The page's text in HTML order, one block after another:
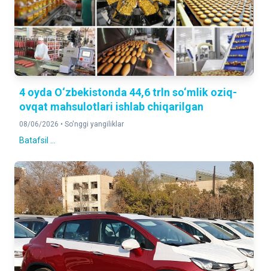
4 oyda O‘zbekistonda 44,6 trln so‘mlik oziq-
ovqat mahsulotlari ishlab chiqarilgan
08/06/2026 • So'nggi yangiliklar
Batafsil ...